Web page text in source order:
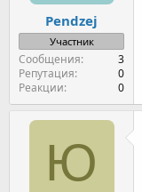
Pendzej
Участник
Сообщения
3
Репутация
0
Реакции
0
Ю